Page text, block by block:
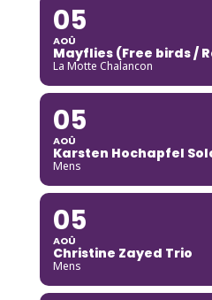
05
AOÛ
Mayflies (Free birds /
La Motte Chalancon
05
AOÛ
Karsten Hochapfel
Mens
05
AOÛ
Christine Zayed Trio
Mens